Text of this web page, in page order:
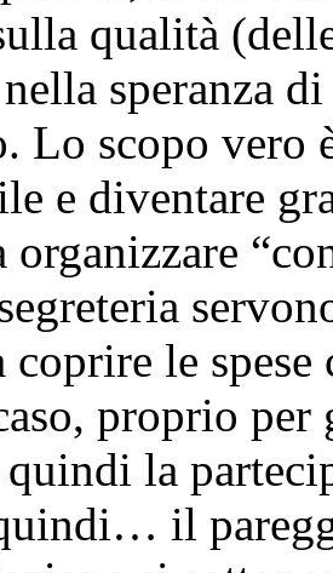
qualità
speranza
Lo scopo vero
e diventare
organizzare
coprire le
proprio
la
il